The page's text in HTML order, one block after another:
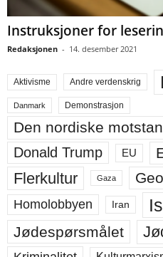
Instruksjoner for
Redaksjonen - 14. desember 2021
Aktivisme Andre verdenskrig
Danmark Demonstrasjon
Den nordiske
Donald Trump EU
Flerkultur Gaza
Homolobbyen Iran
Jødespørsmålet